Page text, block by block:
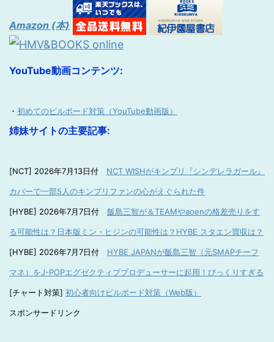
Amazon (本)
YouTube動画コンテンツ:
・ 初めてのビルボード対策（YouTube動画版）
姉妹サイトの主要記事:
[NCT] 2026年7月13日付 NCT WISHがキンプリ『シンデレラガール』
カバーで一部5人のキンプリファンの心がえぐられた件
[HYBE] 2026年7月7日付 飯島三智が＆TEAMやaoenの格差売りをす
る可能性は？日本版ミン・ヒジンの可能性は？HYBE スタエン買収は？
[HYBE] 2026年7月7日付 HYBE JAPANが飯島三智（元SMAPチーフ
マネ）をJ-POPエグゼクティブプロデューサーに起用！びっくりすぎる
[チャート対策] 初心者向けビルボード対策（Web版）
スポンサードリンク